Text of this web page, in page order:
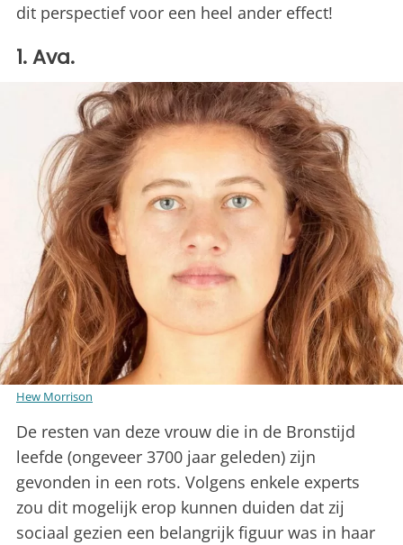
dit perspectief voor een heel ander effect!
1. Ava.
Hew Morrison
De resten van deze vrouw die in de Bronstijd
leefde (ongeveer 3700 jaar geleden) zijn
gevonden in een rots. Volgens enkele experts
zou dit mogelijk erop kunnen duiden dat zij
sociaal gezien een belangrijk figuur was in haar